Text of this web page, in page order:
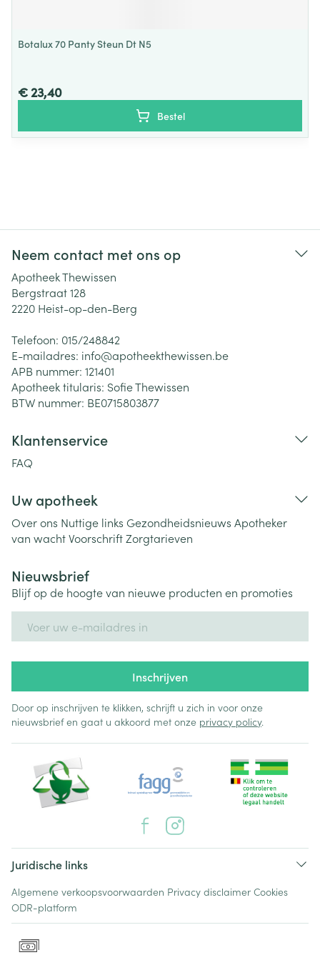
Botalux 70 Panty Steun Dt N5
€ 23,40
Bestel
Neem contact met ons op
Apotheek Thewissen
Bergstraat 128
2220 Heist-op-den-Berg
Telefoon: 015/248842
E-mailadres: info@apotheekthewissen.be
APB nummer: 121401
Apotheek titularis: Sofie Thewissen
BTW nummer: BE0715803877
Klantenservice
FAQ
Uw apotheek
Over ons Nuttige links Gezondheidsnieuws Apotheker
van wachtVoorschriftZorgtarieven
Nieuwsbrief
Blijf op de hoogte van nieuwe producten en promoties
Inschrijven
Door op inschrijven te klikken, schrijft u zich in voor onze
nieuwsbrief en gaat u akkoord met onze privacy policy.
Juridische links
Algemene verkoopsvoorwaarden Privacy disclaimer Cookies
ODR-platform